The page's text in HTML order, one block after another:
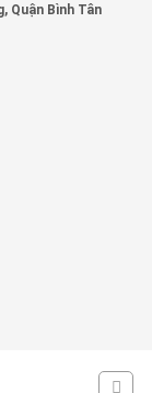
Quận Bình Tân